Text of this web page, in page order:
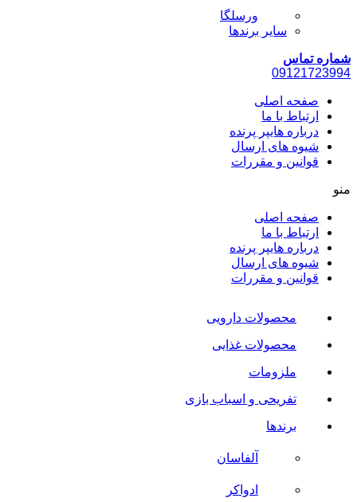
ورسلگا
سایر برند‌ها
شماره تماس
09121723994
صفحه اصلی
ارتباط با ما
درباره هایپر پرنده
شیوه های ارسال
قوانین و مقررات
منو
صفحه اصلی
ارتباط با ما
درباره هایپر پرنده
شیوه های ارسال
قوانین و مقررات
محصولات دارویی
محصولات غذایی
ملزومات
تفریحی و اسباب بازی
برندها
آلفاسان
ادواکر